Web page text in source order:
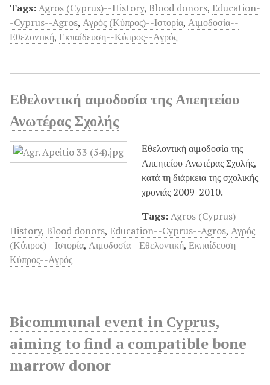
Tags:Agros (Cyprus)--History, Blood donors, Education-
-Cyprus--Agros, Αγρός (Κύπρος)--Ιστορία, Αιμοδοσία--
Εθελοντική, Εκπαίδευση--Κύπρος--Αγρός
Εθελοντική αιμοδοσία της Απεητείου
Ανωτέρας Σχολής
Εθελοντική αιμοδοσία της
Απεητείου Ανωτέρας Σχολής,
κατά τη διάρκεια της σχολικής
χρονιάς 2009-2010.
Tags:Agros (Cyprus)--
History, Blood donors, Education--Cyprus--Agros, Αγρός
(Κύπρος)--Ιστορία, Αιμοδοσία--Εθελοντική, Εκπαίδευση--
Κύπρος--Αγρός
Bicommunal event in Cyprus,
aiming to find a compatible bone
marrow donor